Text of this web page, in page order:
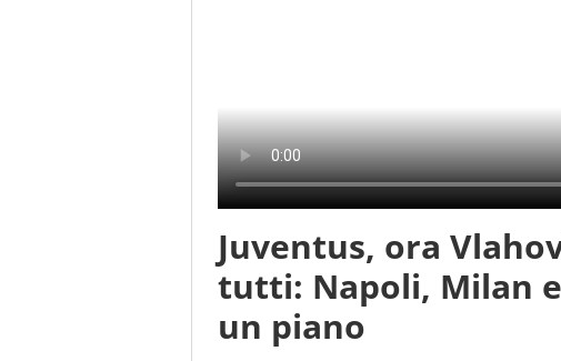
Juventus, ora
tutti: Napoli, Milan
un piano